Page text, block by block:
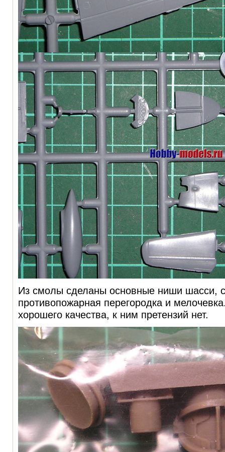
Из смолы сделаны основные ниши шасси,
противопожарная перегородка и
хорошего качества, к ним претензий нет.